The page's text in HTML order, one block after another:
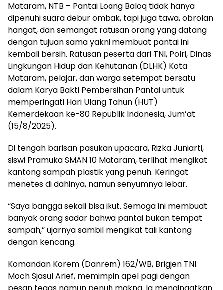
Mataram, NTB – Pantai Loang Baloq tidak hanya
dipenuhi suara debur ombak, tapi juga tawa, obrolan
hangat, dan semangat ratusan orang yang datang
dengan tujuan sama yakni membuat pantai ini
kembali bersih. Ratusan peserta dari TNI, Polri, Dinas
Lingkungan Hidup dan Kehutanan (DLHK) Kota
Mataram, pelajar, dan warga setempat bersatu
dalam Karya Bakti Pembersihan Pantai untuk
memperingati Hari Ulang Tahun (HUT)
Kemerdekaan ke-80 Republik Indonesia, Jum’at
(15/8/2025).
Di tengah barisan pasukan upacara, Rizka Juniarti,
siswi Pramuka SMAN 10 Mataram, terlihat mengikat
kantong sampah plastik yang penuh. Keringat
menetes di dahinya, namun senyumnya lebar.
“Saya bangga sekali bisa ikut. Semoga ini membuat
banyak orang sadar bahwa pantai bukan tempat
sampah,” ujarnya sambil mengikat tali kantong
dengan kencang.
Komandan Korem (Danrem) 162/WB, Brigjen TNI
Moch Sjasul Arief, memimpin apel pagi dengan